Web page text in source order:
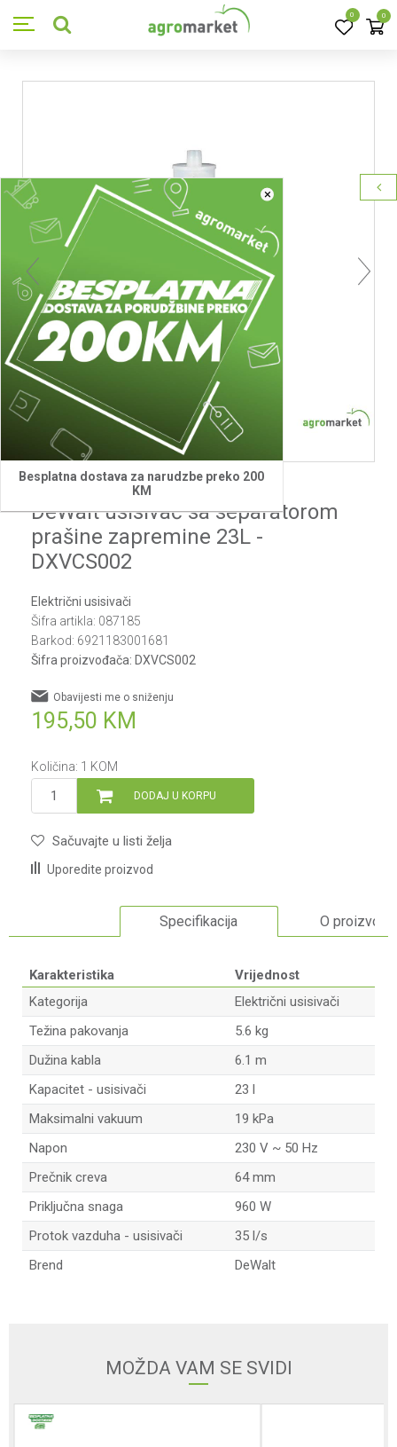
0 0
×
Besplatna dostava za narudzbe preko 200
KM
2
DeWalt
DeWalt usisivač sa separatorom
prašine zapremine 23L -
DXVCS002
Električni usisivači
Šifra artikla: 087185
Barkod: 6921183001681
Šifra proizvođača: DXVCS002
195,50 KM
Obavijesti me o sniženju
Količina: 1 KOM
DODAJ U KORPU
Sačuvajte u listi želja
Uporedite proizvod
Specifikacija O proizvodu
Karakteristika
Vrijednost
Kategorija
Električni usisivači
Težina pakovanja
5.6 kg
Dužina kabla
6.1 m
Kapacitet - usisivači
23 l
Maksimalni vakuum
19 kPa
Napon
230 V ~ 50 Hz
Prečnik creva
64 mm
Priključna snaga
960 W
Protok vazduha - usisivači
35 l/s
Brend
DeWalt
MOŽDA VAM SE SVIDI